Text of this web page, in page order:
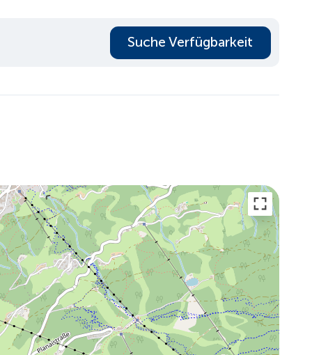
Suche Verfügbarkeit